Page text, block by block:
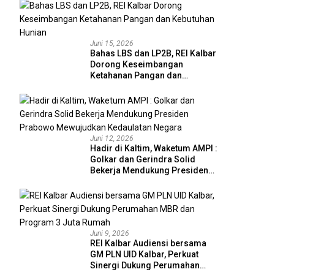
Juni 15, 2026
Bahas LBS dan LP2B, REI Kalbar
Dorong Keseimbangan
Ketahanan Pangan dan
Juni 12, 2026
Hadir di Kaltim, Waketum AMPI :
Golkar dan Gerindra Solid
Bekerja Mendukung Presiden
Kedaulatan Negara
Juni 9, 2026
REI Kalbar Audiensi bersama
GM PLN UID Kalbar, Perkuat
Sinergi Dukung Perumahan